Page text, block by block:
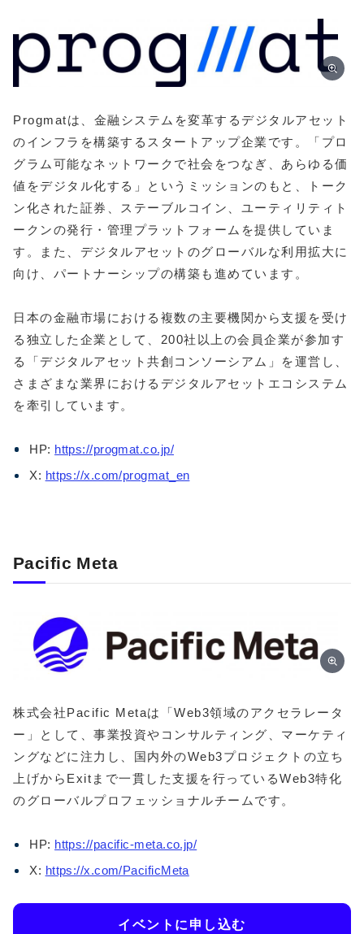
Progmatは、金融システムを変革するデジタルアセット
のインフラを構築するスタートアップ企業です。「プロ
グラム可能なネットワークで社会をつなぎ、あらゆる価
値をデジタル化する」というミッションのもと、トーク
ン化された証券、ステーブルコイン、ユーティリティト
ークンの発行・管理プラットフォームを提供していま
す。また、デジタルアセットのグローバルな利用拡大に
向け、パートナーシップの構築も進めています。
日本の金融市場における複数の主要機関から支援を受け
る独立した企業として、200社以上の会員企業が参加す
る「デジタルアセット共創コンソーシアム」を運営し、
さまざまな業界におけるデジタルアセットエコシステム
を牽引しています。
HP: https://progmat.co.jp/
X: https://x.com/progmat_en
Pacific Meta
​​株式会社Pacific Metaは「Web3領域のアクセラレータ
ー」として、事業投資やコンサルティング、マーケティ
ングなどに注力し、国内外のWeb3プロジェクトの立ち
上げからExitまで一貫した支援を行っているWeb3特化
のグローバルプロフェッショナルチームです。
​​HP: https://pacific-meta.co.jp/
X: https://x.com/PacificMeta
イベントに申し込む